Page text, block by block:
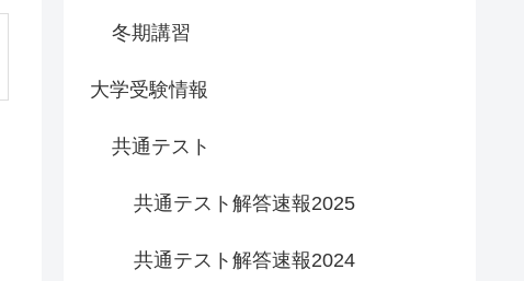
冬期講習
大学受験情報
共通テスト
共通テスト解答速報2025
共通テスト解答速報2024